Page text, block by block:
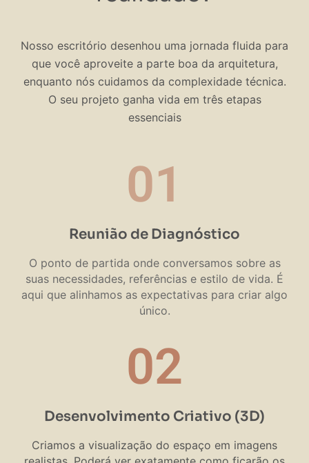
Nosso escritório desenhou uma jornada fluida para
que você aproveite a parte boa da arquitetura,
enquanto nós cuidamos da complexidade técnica.
O seu projeto ganha vida em três etapas
essenciais
01
Reunião de Diagnóstico
O ponto de partida onde conversamos sobre as
suas necessidades, referências e estilo de vida. É
aqui que alinhamos as expectativas para criar algo
único.
02
Desenvolvimento Criativo (3D)
Criamos a visualização do espaço em imagens